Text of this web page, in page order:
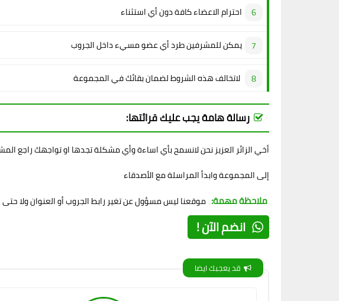
احترام الاعضاء كافة دون أي استثناء
يمكن للمشرفين طرد أي عضو مسيء داخل الجروب
لاتخالف هذه الشروط لضمان بقائك في المجموعة
رسالة هامة يجب عليك قرائتها:
أخي الزائر العزيز نحن لانسمح بأي اساءة وأي مشكلة تجدها او تواجهك راجع
إلى المجموعة وابدأ المراسلة مع الأصدقاء
ملاحظة مهمة: موقعنا ليس مسؤول عن تغير رابط الجروب أو العنوان ولا
انضم الآن !
قد يعجبك ايضا